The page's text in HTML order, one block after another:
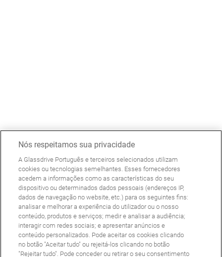
Nós respeitamos sua privacidade
A Glassdrive Português e terceiros selecionados utilizam
cookies ou tecnologias semelhantes. Esses fornecedores
acedem a informações como as características do seu
dispositivo ou determinados dados pessoais (endereços IP,
dados de navegação no website, etc.) para os seguintes fins:
analisar e melhorar a experiência do utilizador ou o nosso
conteúdo, produtos e serviços; medir e analisar a audiência;
interagir com redes sociais; e apresentar anúncios e
conteúdo personalizados. Pode aceitar os cookies clicando
no botão "Aceitar tudo" ou rejeitá-los clicando no botão
"Rejeitar tudo". Pode conceder ou retirar o seu consentimento